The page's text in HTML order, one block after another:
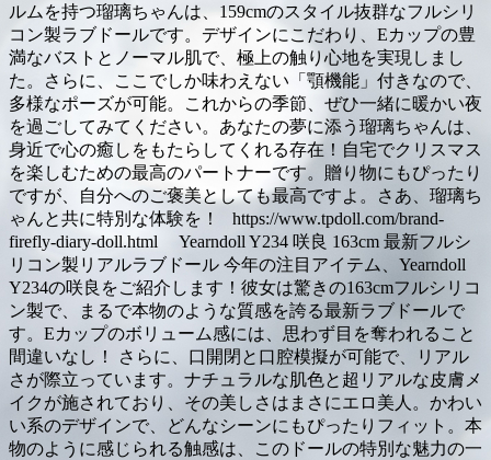
ルムを持つ瑠璃ちゃんは、159cmのスタイル抜群なフルシリ
コン製ラブドールです。デザインにこだわり、Eカップの豊
満なバストとノーマル肌で、極上の触り心地を実現しまし
た。さらに、ここでしか味わえない「顎機能」付きなので、
多様なポーズが可能。これからの季節、ぜひ一緒に暖かい夜
を過ごしてみてください。あなたの夢に添う瑠璃ちゃんは、
身近で心の癒しをもたらしてくれる存在！自宅でクリスマス
を楽しむための最高のパートナーです。贈り物にもぴったり
ですが、自分へのご褒美としても最高ですよ。さあ、瑠璃ち
ゃんと共に特別な体験を！ https://www.tpdoll.com/brand-
firefly-diary-doll.html Yearndoll Y234 咲良 163cm 最新フルシ
リコン製リアルラブドール 今年の注目アイテム、Yearndoll
Y234の咲良をご紹介します！彼女は驚きの163cmフルシリコ
ン製で、まるで本物のような質感を誇る最新ラブドールで
す。Eカップのボリューム感には、思わず目を奪われること
間違いなし！ さらに、口開閉と口腔模擬が可能で、リアル
さが際立っています。ナチュラルな肌色と超リアルな皮膚メ
イクが施されており、その美しさはまさにエロ美人。かわい
い系のデザインで、どんなシーンにもぴったりフィット。本
物のように感じられる触感は、このドールの特別な魅力の一